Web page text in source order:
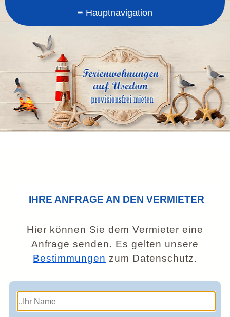
IHRE ANFRAGE AN DEN VERMIETER
Hier können Sie dem Vermieter eine
Anfrage senden. Es gelten unsere
Bestimmungen zum Datenschutz.